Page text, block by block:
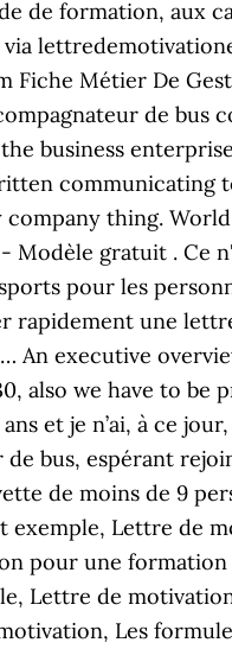
de formation, aux
Fiche Métier De
de bus
business
communicating
thing.
gratuit . Ce
pour les
rapidement une
An executive
also we have to be
et je n’ai, à ce
bus, espérant
de moins de 9
exemple, Lettre de
pour une formation
Lettre de
Les